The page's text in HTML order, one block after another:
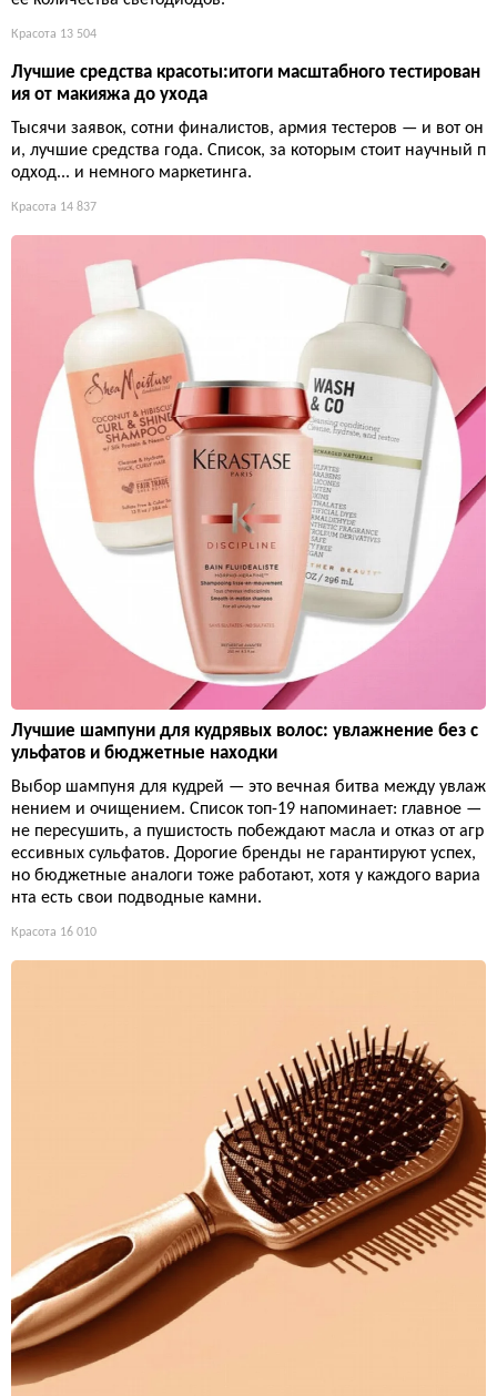
Красота 13 504
Лучшие средства красоты:итоги масштабного тестирован
ия от макияжа до ухода
Тысячи заявок, сотни финалистов, армия тестеров — и вот он
и, лучшие средства года. Список, за которым стоит научный п
одход... и немного маркетинга.
Красота 14 837
Лучшие шампуни для кудрявых волос: увлажнение без с
ульфатов и бюджетные находки
Выбор шампуня для кудрей — это вечная битва между увлаж
нением и очищением. Список топ-19 напоминает: главное —
не пересушить, а пушистость побеждают масла и отказ от агр
ессивных сульфатов. Дорогие бренды не гарантируют успех,
но бюджетные аналоги тоже работают, хотя у каждого вариа
нта есть свои подводные камни.
Красота 16 010